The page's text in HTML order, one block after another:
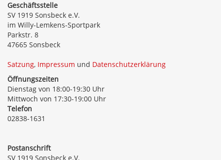
Geschäftsstelle
SV 1919 Sonsbeck e.V.
im Willy-Lemkens-Sportpark
Parkstr. 8
47665 Sonsbeck
Satzung, Impressum und Datenschutzerklärung
Öffnungszeiten
Dienstag von 18:00-19:30 Uhr
Mittwoch von 17:30-19:00 Uhr
Telefon
02838-1631
Postanschrift
SV 1919 Sonsbeck e.V.